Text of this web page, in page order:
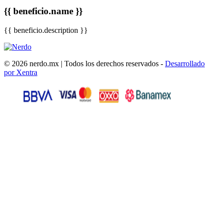
{{ beneficio.name }}
{{ beneficio.description }}
© 2026 nerdo.mx | Todos los derechos reservados - Desarrollado
por Xentra